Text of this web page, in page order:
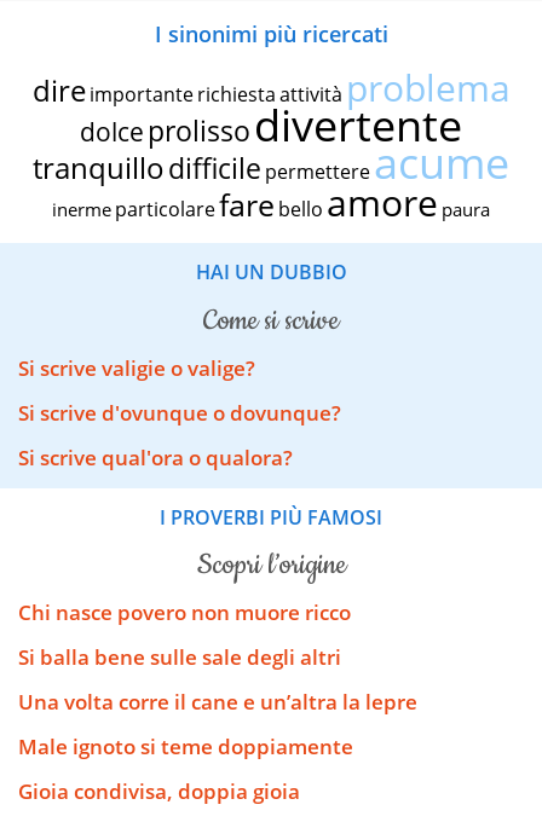
I sinonimi più ricercati
dire importante richiestaattività problema
dolce prolissodivertente
tranquillodifficile permettereacume
inerme particolarefare bello amore paura
HAI UN DUBBIO
come si scrive
Si scrive valigie o valige?
Si scrive d'ovunque o dovunque?
Si scrive qual'ora o qualora?
I PROVERBI PIÙ FAMOSI
scopri l’origine
Chi nasce povero non muore ricco
Si balla bene sulle sale degli altri
Una volta corre il cane e un’altra la lepre
Male ignoto si teme doppiamente
Gioia condivisa, doppia gioia